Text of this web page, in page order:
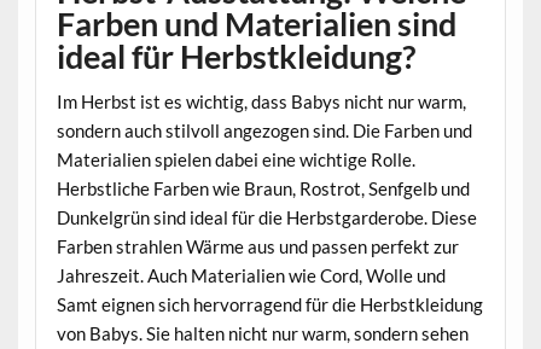
Farben und Materialien sind
ideal für Herbstkleidung?
Im Herbst ist es wichtig, dass Babys nicht nur warm,
sondern auch stilvoll angezogen sind. Die Farben und
Materialien spielen dabei eine wichtige Rolle.
Herbstliche Farben wie Braun, Rostrot, Senfgelb und
Dunkelgrün sind ideal für die Herbstgarderobe. Diese
Farben strahlen Wärme aus und passen perfekt zur
Jahreszeit. Auch Materialien wie Cord, Wolle und
Samt eignen sich hervorragend für die Herbstkleidung
von Babys. Sie halten nicht nur warm, sondern sehen